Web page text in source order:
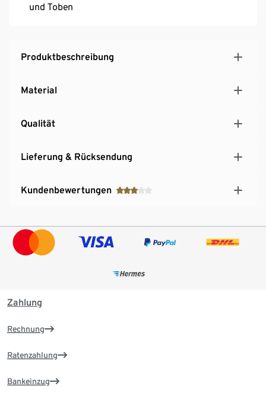
und Toben
Produktbeschreibung
Material
Qualität
Lieferung & Rücksendung
Kundenbewertungen
Zahlung
Rechnung
Ratenzahlung
Bankeinzug